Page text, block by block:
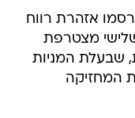
אזהרת רווח
מצטרפת
שבעלת המניות
המחזיקה